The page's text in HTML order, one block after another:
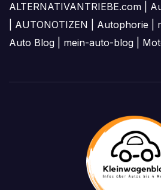
ALTERNATIVANTRIEBE.com
AUTONOTIZEN Autophorie
Auto Blog
mein-auto-blog